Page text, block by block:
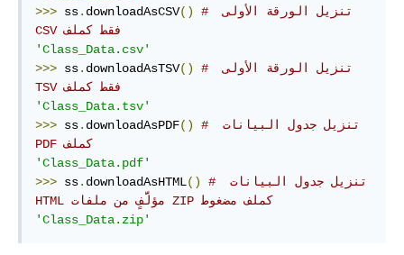
>>> ss. downloadAsCSV()
# تنزيل الورقة الأولى
فقط كملف‫ CSV
'Class_Data.csv'
>>> ss. downloadAsTSV()
# تنزيل الورقة الأولى
فقط كملف‫ TSV
'Class_Data.tsv'
>>> ss. downloadAsPDF()
# ‫تنزيل جدول البيانات
كملف PDF
'Class_Data.pdf'
>>> ss. downloadAsHTML()
# تنزيل جدول البيانات
كملف مضغوط‫ ZIP مؤلَّفٍ من ملفات HTML
'Class_Data.zip'